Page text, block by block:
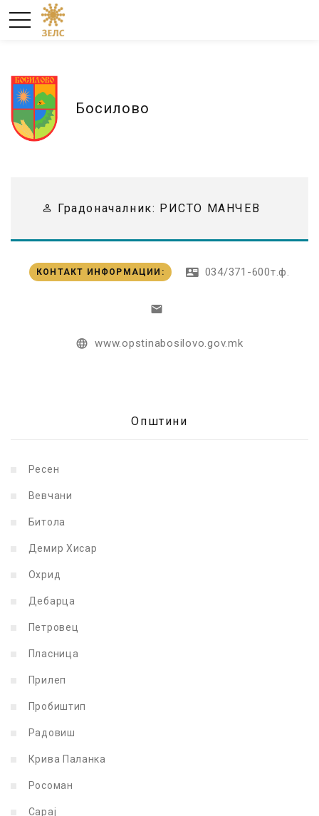
Босилово
Градоначалник: РИСТО МАНЧЕВ
КОНТАКТ ИНФОРМАЦИИ : 034/371-600т.ф.
www.opstinabosilovo.gov.mk
Општини
Ресен
Вевчани
Битола
Демир Хисар
Охрид
Дебарца
Петровец
Пласница
Прилеп
Пробиштип
Радовиш
Крива Паланка
Росоман
Сарај